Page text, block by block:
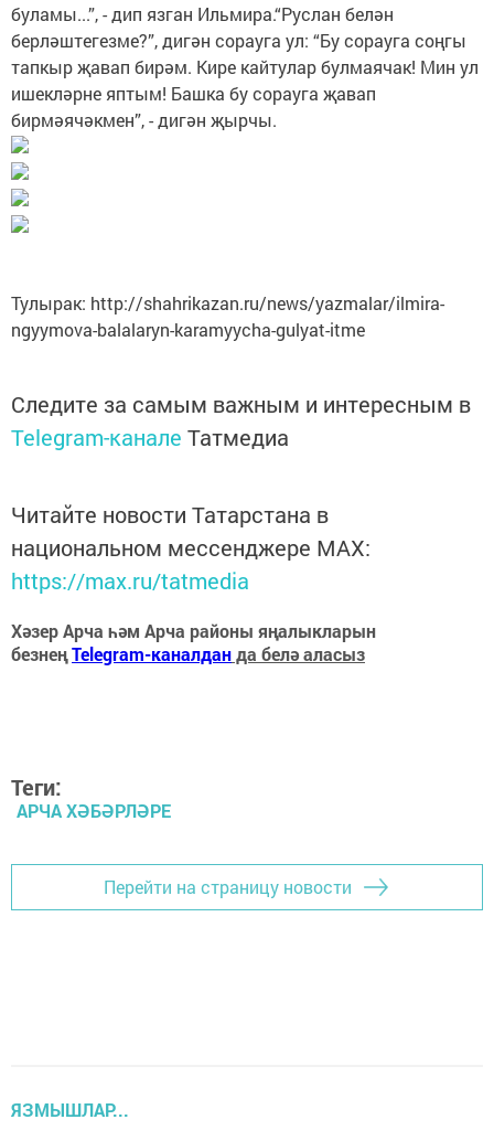
буламы...”, - дип язган Ильмира.“Руслан белән
берләштегезме?”, дигән сорауга ул: “Бу сорауга соңгы
тапкыр җавап бирәм. Кире кайтулар булмаячак! Мин ул
ишекләрне яптым! Башка бу сорауга җавап
бирмәячәкмен”, - дигән җырчы.
Тулырак: http://shahrikazan.ru/news/yazmalar/ilmira-
ngyymova-balalaryn-karamyycha-gulyat-itme
Следите за самым важным и интересным в
Telegram-канале Татмедиа
Читайте новости Татарстана в
национальном мессенджере MАХ:
https://max.ru/tatmedia
Хәзер Арча һәм Арча районы яңалыкларын
безнеңTelegram-каналданда белә аласыз
Теги:
АРЧА ХӘБӘРЛӘРЕ
Перейти на страницу новости
ЯЗМЫШЛАР...